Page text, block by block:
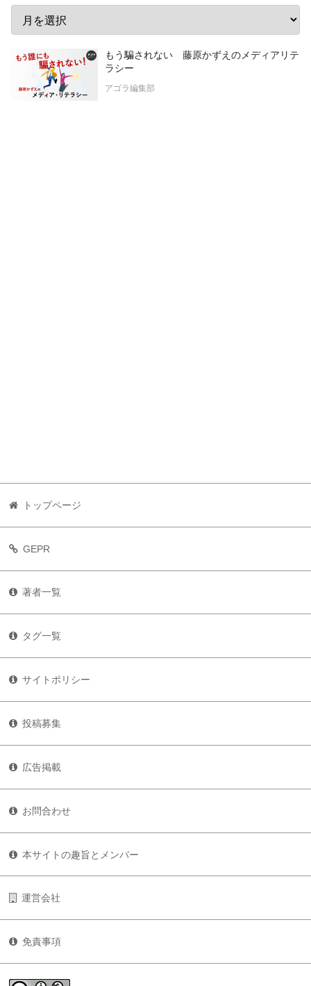
もう騙されない 藤原かずえのメディアリテ
ラシー
アゴラ編集部
トップページ
GEPR
著者一覧
タグ一覧
サイトポリシー
投稿募集
広告掲載
お問合わせ
本サイトの趣旨とメンバー
運営会社
免責事項